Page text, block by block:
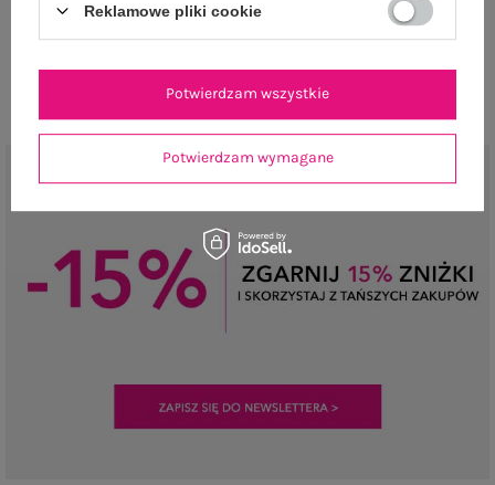
ZAPISZ SIĘ
Reklamowe pliki cookie
Potwierdzam wymagane
Potwierdzam wszystkie